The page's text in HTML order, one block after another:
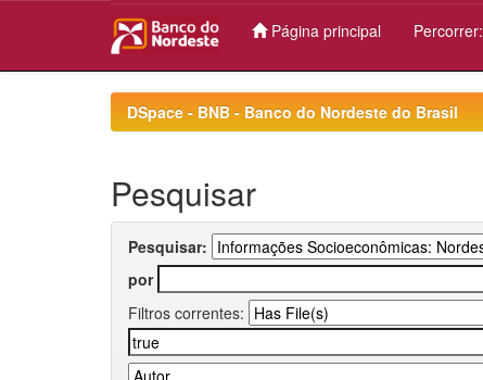
Página principal Percorrer:
DSpace - BNB - Banco do Nordeste do Brasil
Pesquisar
Pesquisar:
por
Filtros correntes: